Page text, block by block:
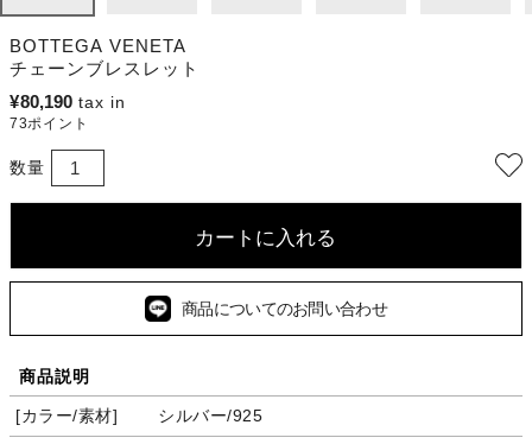
BOTTEGA VENETA
チェーンブレスレット
¥80,190
73ポイント
カートに入れる
商品についてのお問い合わせ
商品説明
カラー/素材 シルバー/925